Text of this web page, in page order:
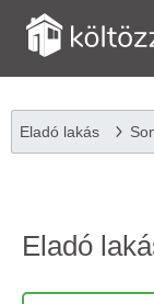
Eladó lakás
Eladó